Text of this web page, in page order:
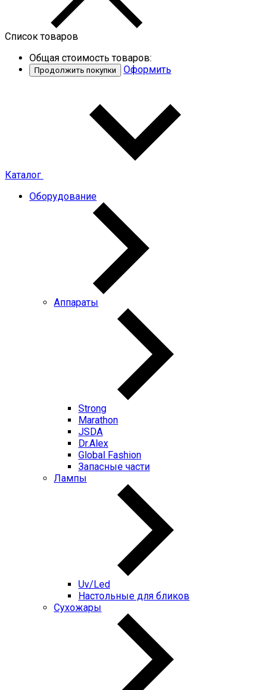
Список товаров
Общая стоимость товаров:
Продолжить покупки Оформить
Каталог
Оборудование
Аппараты
Strong
Marathon
JSDA
Dr.Alex
Global Fashion
Запасные части
Лампы
Uv/Led
Настольные для бликов
Сухожары